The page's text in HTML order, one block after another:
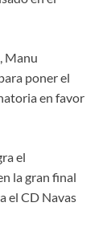
Manu
poner el
en favor
el
la gran final
el CD Navas